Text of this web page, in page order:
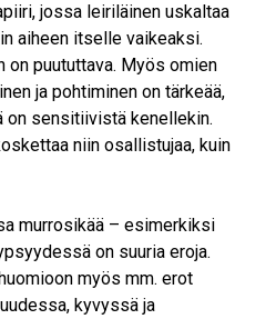
jossa leiriläinen uskaltaa
aiheen itselle vaikeaksi.
on puututtava. Myös omien
ja pohtiminen on tärkeää,
on sensitiivistä kenellekin.
niin osallistujaa, kuin
murrosikää – esimerkiksi
on suuria eroja.
myös mm. erot
kyvyssä ja